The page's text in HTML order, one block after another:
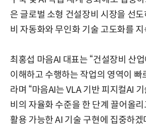
은 글로벌 소형 건설장비 시장을 선
비 자동화와 무인화 기술 고도화를
최홍섭 마음AI 대표는 “건설장비 산
이해하고 수행하는 작업의 영역이 빠
라며 “마음AI는 VLA 기반 피지컬AI
비의 자율화 수준을 한 단계 끌어올
활용 가능한 AI 기술 구현에 집중하겠